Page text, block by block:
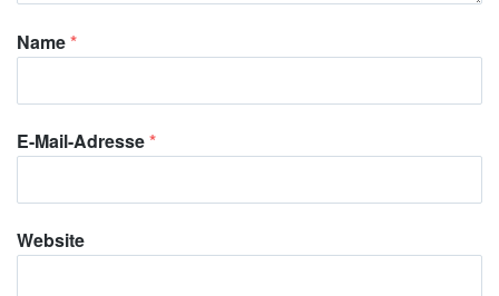
Name*
E-Mail-Adresse*
Website